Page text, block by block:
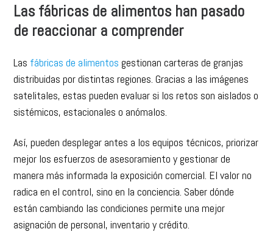
Las fábricas de alimentos han pasado
de reaccionar a comprender
Las fábricas de alimentos gestionan carteras de granjas
distribuidas por distintas regiones. Gracias a las imágenes
satelitales, estas pueden evaluar si los retos son aislados o
sistémicos, estacionales o anómalos.
Así, pueden desplegar antes a los equipos técnicos, priorizar
mejor los esfuerzos de asesoramiento y gestionar de
manera más informada la exposición comercial. El valor no
radica en el control, sino en la conciencia. Saber dónde
están cambiando las condiciones permite una mejor
asignación de personal, inventario y crédito.